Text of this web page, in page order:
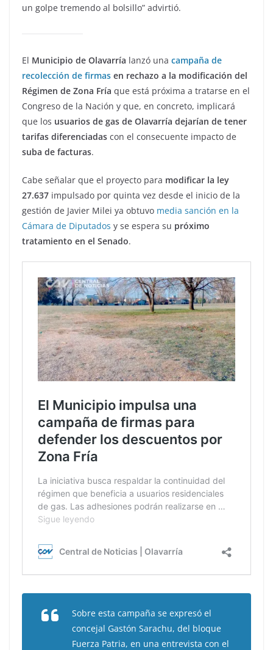
un golpe tremendo al bolsillo” advirtió.
El Municipio de Olavarría lanzó una campaña de
recolección de firmas en rechazo a la modificación del
Régimen de Zona Fría que está próxima a tratarse en el
Congreso de la Nación y que, en concreto, implicará
que los usuarios de gas de Olavarría dejarían de tener
tarifas diferenciadas con el consecuente impacto de
suba de facturas.
Cabe señalar que el proyecto para modificar la ley
27.637 impulsado por quinta vez desde el inicio de la
gestión de Javier Milei ya obtuvo media sanción en la
Cámara de Diputados y se espera su próximo
tratamiento en el Senado.
Sobre esta campaña se expresó el
concejal Gastón Sarachu, del bloque
Fuerza Patria, en una entrevista con el